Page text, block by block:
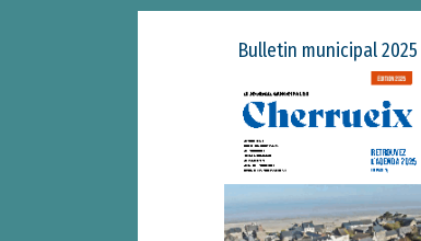
Bulletin municipal 2025